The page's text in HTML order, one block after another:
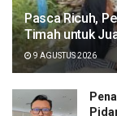
Pasca Ricuh,
Timah untuk
9 AGUSTUS 2026